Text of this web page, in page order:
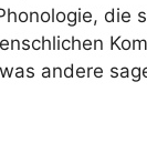
die
andere